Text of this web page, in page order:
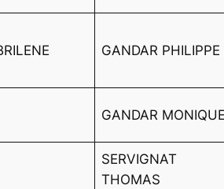
GANDAR PHILIPPE
GANDAR
SERVIGNAT
THOMAS